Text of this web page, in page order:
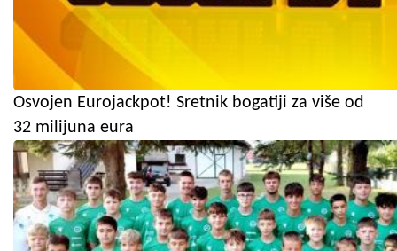
Osvojen Eurojackpot! Sretnik bogatiji za više od
32 milijuna eura